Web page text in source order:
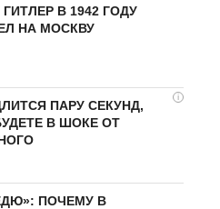
В 1942 ГОДУ
НА МОСКВУ
i
ПАРУ СЕКУНД,
В ШОКЕ ОТ
ПОЧЕМУ В